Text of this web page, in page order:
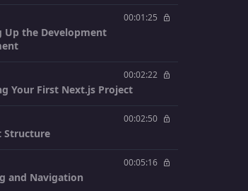
00:01:25
Up the Development
00:02:22
Your First Next.js Project
00:02:50
Structure
00:05:16
and Navigation